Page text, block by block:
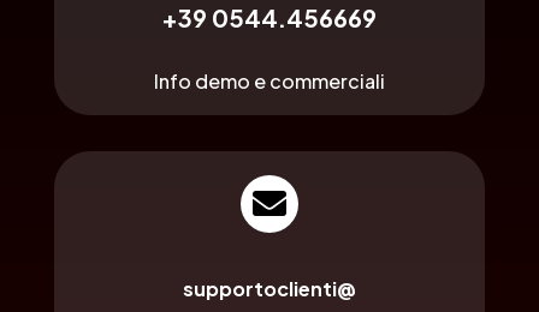
+39 0544.456669
Info demo e commerciali

supportoclienti@